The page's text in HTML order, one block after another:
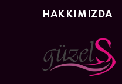
HAKKIMIZDA